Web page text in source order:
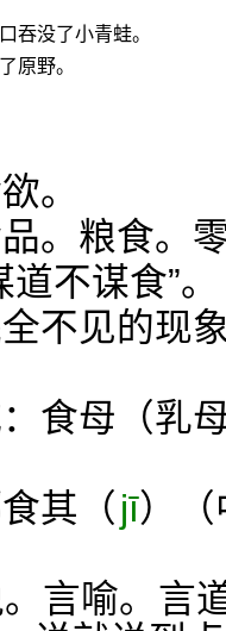
吞没了小青蛙。
原野。
。
。粮食。
不谋食”。
不见的现
食母（乳
其（ jī）
言喻。言